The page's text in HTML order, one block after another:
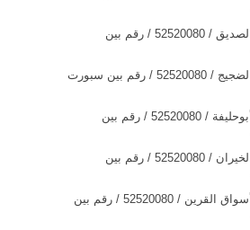
بي ان سبورت الصديق / 52520080 / رقم بين
بي ان سبورت الضجيج / 52520080 / رقم بين سبورت
بي ان سبورت أبوحليفة / 52520080 / رقم بين
بي ان سبورت الخيران / 52520080 / رقم بين
بي ان سبورت أسواق القرين / 52520080 / رقم بين